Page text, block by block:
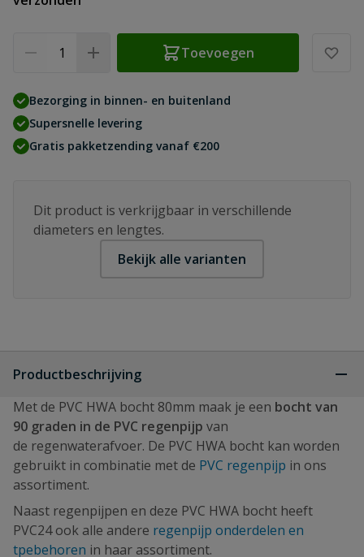
Toevoegen
Bezorging in binnen- en buitenland
Supersnelle levering
Gratis pakketzending vanaf €200
Dit product is verkrijgbaar in verschillende
diameters en lengtes.
Bekijk alle varianten
Productbeschrijving
Met de PVC HWA bocht 80mm maak je een bocht van
90 graden in de PVC regenpijp van
de regenwaterafvoer. De PVC HWA bocht kan worden
gebruikt in combinatie met de PVC regenpijp in ons
assortiment.
Naast regenpijpen en deze PVC HWA bocht heeft
PVC24 ook alle andere regenpijp onderdelen en
tpebehoren in haar assortiment.